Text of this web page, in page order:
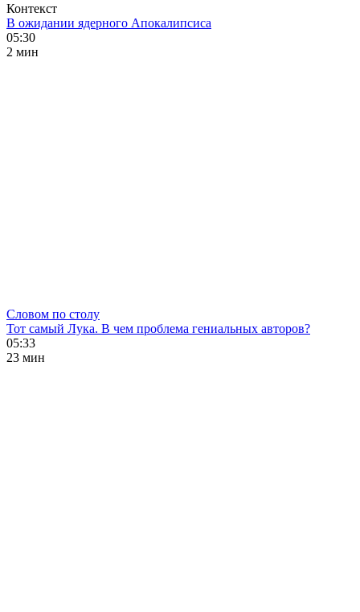
Контекст
В ожидании ядерного Апокалипсиса
05:30
2 мин
Словом по столу
Тот самый Лука. В чем проблема гениальных авторов?
05:33
23 мин